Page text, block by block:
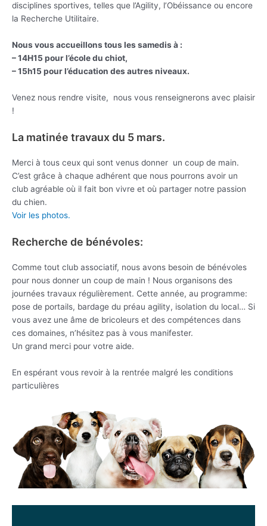
disciplines sportives, telles que l’Agility, l’Obéissance ou encore
la Recherche Utilitaire.
​Nous vous accueillons tous les samedis à :
– 14H15 pour l’école du chiot,
– 15h15 pour l’éducation des autres niveaux.
Venez nous rendre visite, nous vous renseignerons avec plaisir
!
La matinée travaux du 5 mars.
Merci à tous ceux qui sont venus donner un coup de main.
C’est grâce à chaque adhérent que nous pourrons avoir un
club agréable où il fait bon vivre et où partager notre passion
du chien.
Voir les photos.
Recherche de bénévoles:
Comme tout club associatif, nous avons besoin de bénévoles
pour nous donner un coup de main ! Nous organisons des
journées travaux régulièrement. Cette année, au programme:
pose de portails, bardage du préau agility, isolation du local… Si
vous avez une âme de bricoleurs et des compétences dans
ces domaines, n’hésitez pas à vous manifester.
Un grand merci pour votre aide.
En espérant vous revoir à la rentrée malgré les conditions
particulières